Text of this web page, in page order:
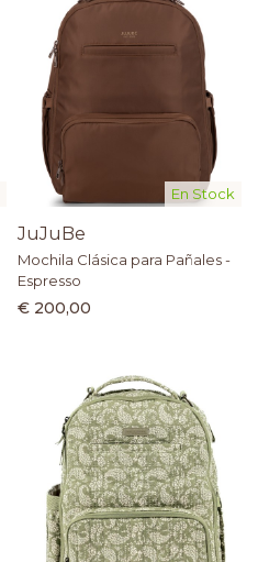
En Stock
JuJuBe
Mochila Clásica para Pañales -
Espresso
€ 200,00